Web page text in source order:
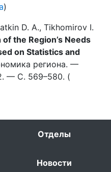
)
D. A., Tikhomirov I.
the Region’s Needs
on Statistics and
региона. —
— С. 569–580. (
Отделы
Новости